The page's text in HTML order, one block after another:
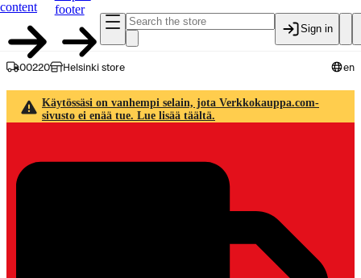
content
footer
Sign in
00220 Helsinki store en
Käytössäsi on vanhempi selain, jota Verkkokauppa.com-
sivusto ei enää tue. Lue lisää täältä.